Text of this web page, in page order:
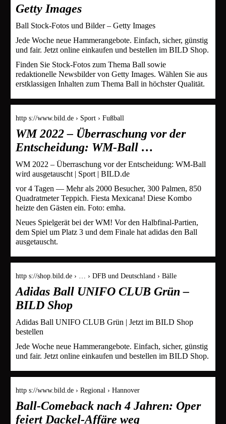
Getty Images
Ball Stock-Fotos und Bilder – Getty Images
Jede Woche neue Hammerangebote. Einfach, sicher, günstig
und fair. Jetzt online einkaufen und bestellen im BILD Shop.
Finden Sie Stock-Fotos zum Thema Ball sowie
redaktionelle Newsbilder von Getty Images. Wählen Sie aus
erstklassigen Inhalten zum Thema Ball in höchster Qualität.
http s://www.bild.de › Sport › Fußball
WM 2022 – Überraschung vor der
Entscheidung: WM-Ball …
WM 2022 – Überraschung vor der Entscheidung: WM-Ball
wird ausgetauscht | Sport | BILD.de
vor 4 Tagen — Mehr als 2000 Besucher, 300 Palmen, 850
Quadratmeter Teppich. Fiesta Mexicana! Diese Kombo
heizte den Gästen ein. Foto: emha.
Neues Spielgerät bei der WM! Vor den Halbfinal-Partien,
dem Spiel um Platz 3 und dem Finale hat adidas den Ball
ausgetauscht.
http s://shop.bild.de › … › DFB und Deutschland › Bälle
Adidas Ball UNIFO CLUB Grün –
BILD Shop
Adidas Ball UNIFO CLUB Grün | Jetzt im BILD Shop
bestellen
Jede Woche neue Hammerangebote. Einfach, sicher, günstig
und fair. Jetzt online einkaufen und bestellen im BILD Shop.
http s://www.bild.de › Regional › Hannover
Ball-Comeback nach 4 Jahren: Oper
feiert Dackel-Affäre weg